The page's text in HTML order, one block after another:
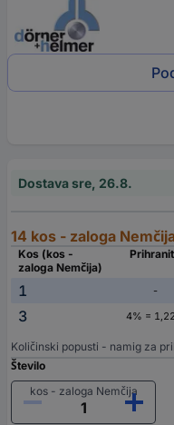
Dostava sre, 26.8.
14 kos - zaloga
Kos (kos -
zaloga Nemčija)
1 -
3
4% =
Količinski popusti - namig za
Število
kos - zaloga Nemčija